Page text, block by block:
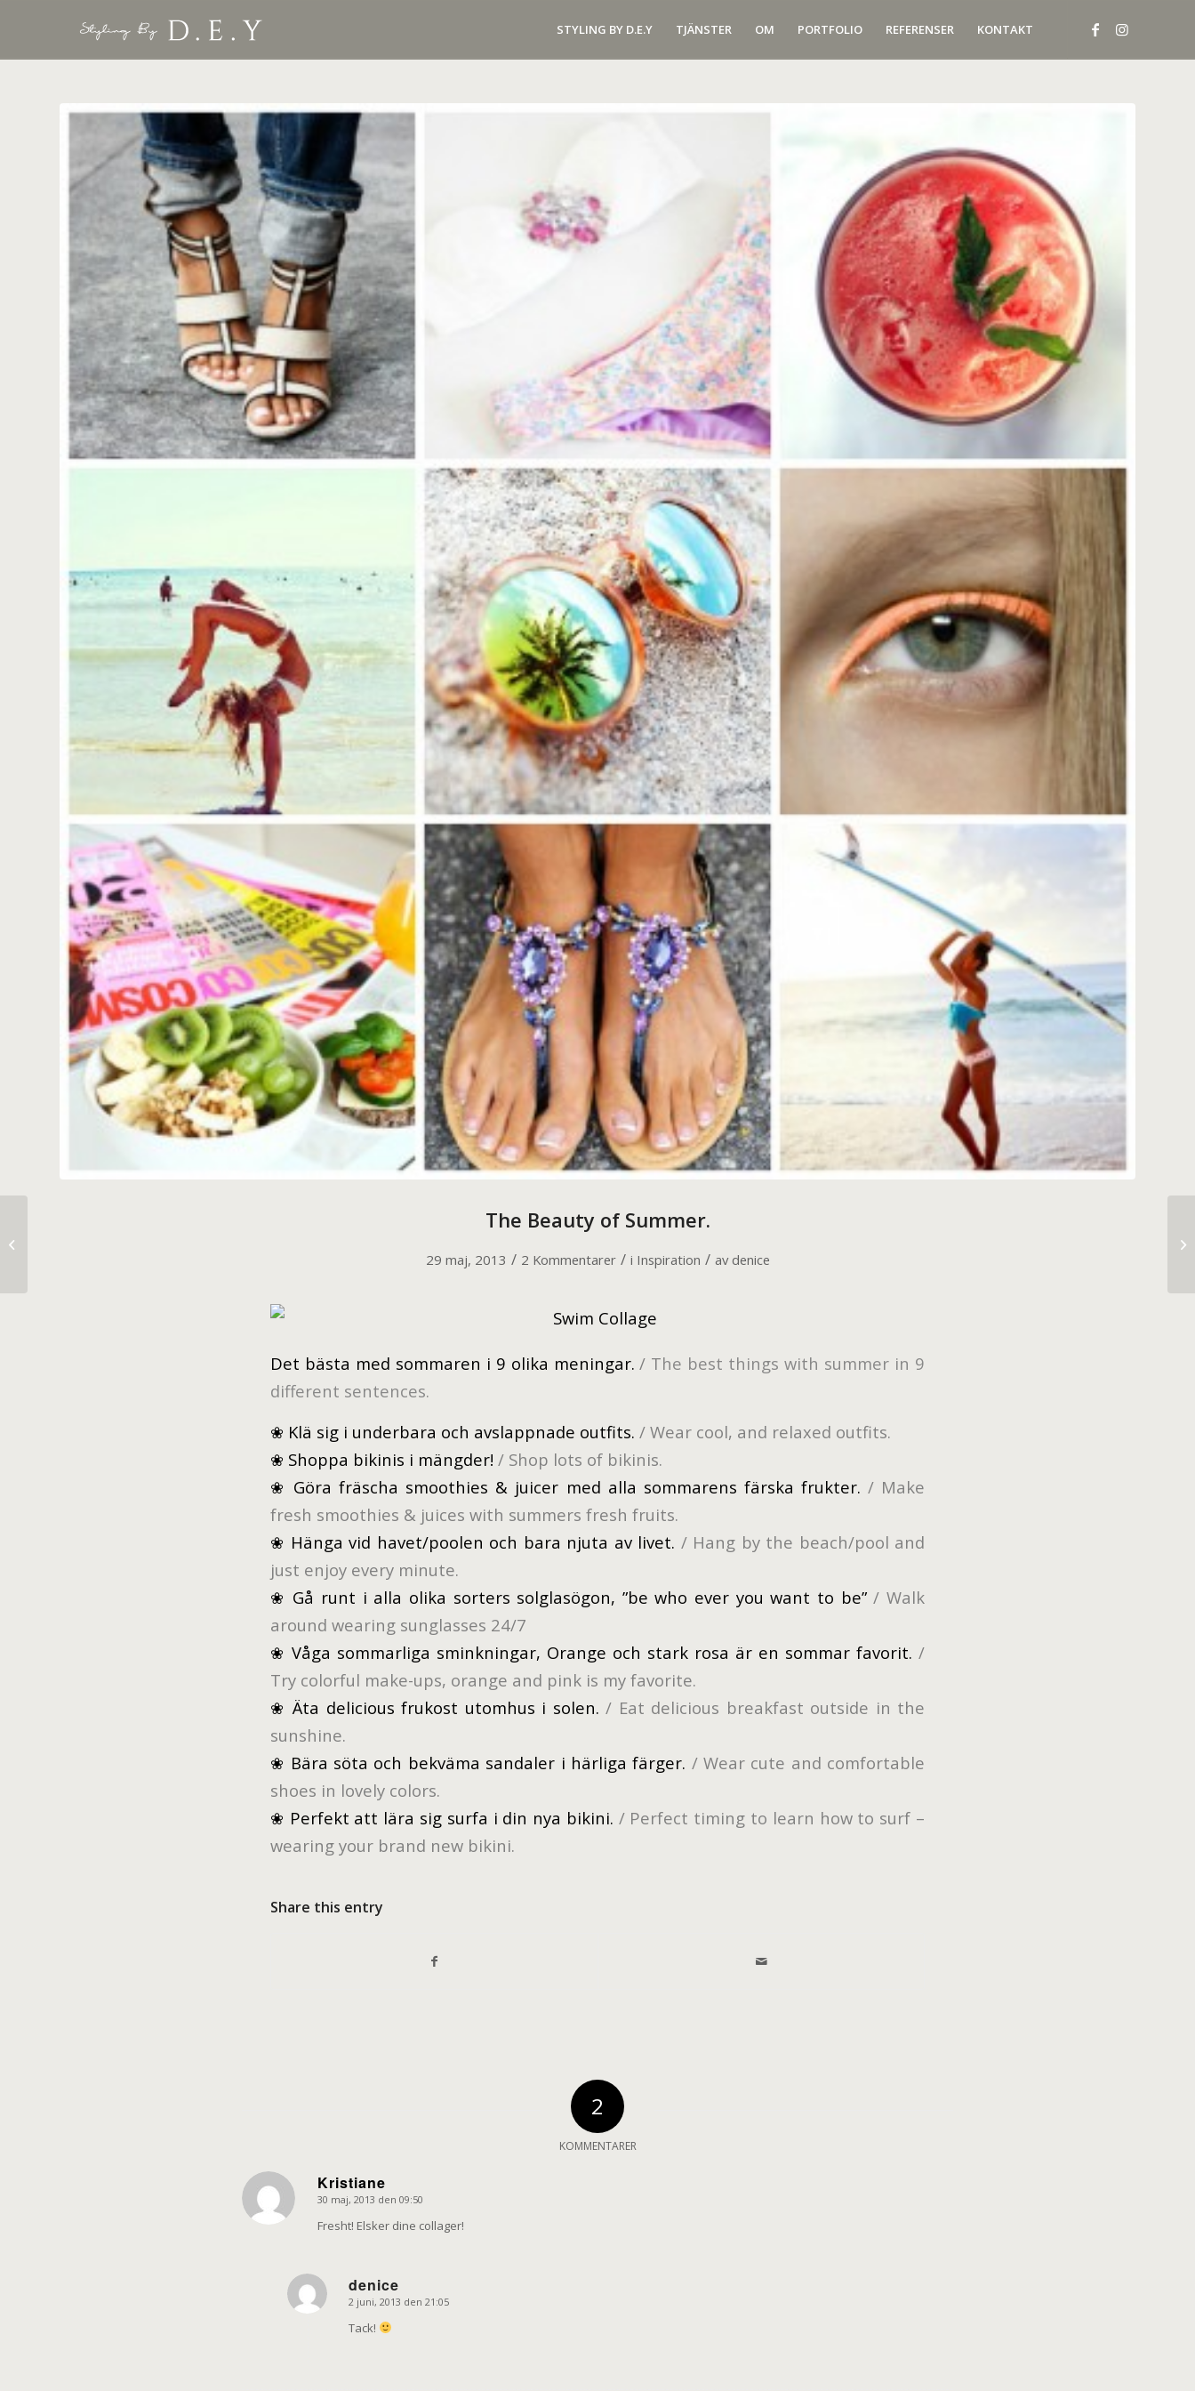
STYLING BY D.E.Y TJÄNSTER OM PORTFOLIO REFERENSER KONTAKT
The Beauty of Summer.
29 maj, 2013 / 2 Kommentarer / i Inspiration / av denice
Det bästa med sommaren i 9 olika meningar. / The best things with summer in 9
different sentences.
❀ Klä sig i underbara och avslappnade outfits. / Wear cool, and relaxed outfits.
❀ Shoppa bikinis i mängder! / Shop lots of bikinis.
❀ Göra fräscha smoothies & juicer med alla sommarens färska frukter. / Make
fresh smoothies & juices with summers fresh fruits.
❀ Hänga vid havet/poolen och bara njuta av livet. / Hang by the beach/pool and
just enjoy every minute.
❀ Gå runt i alla olika sorters solglasögon, ”be who ever you want to be”/ Walk
around wearing sunglasses 24/7
❀ Våga sommarliga sminkningar, Orange och stark rosa är en sommar favorit. /
Try colorful make-ups, orange and pink is my favorite.
❀ Äta delicious frukost utomhus i solen. / Eat delicious breakfast outside in the
sunshine.
❀ Bära söta och bekväma sandaler i härliga färger. / Wear cute and comfortable
shoes in lovely colors.
❀ Perfekt att lära sig surfa i din nya bikini. / Perfect timing to learn how to surf –
wearing your brand new bikini.
Share this entry
2
KOMMENTARER
Kristiane
says:
30 maj, 2013 den 09:50
Fresht! Elsker dine collager!
denice
says:
2 juni, 2013 den 21:05
Tack!